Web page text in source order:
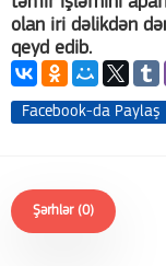
olan iri dəlikdən
qeyd edib.
Facebook-da Paylaş
Şərhlər (0)